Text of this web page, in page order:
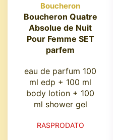
Boucheron
Boucheron Quatre
Absolue de Nuit
Pour Femme SET
parfem
eau de parfum 100
ml edp + 100 ml
body lotion + 100
ml shower gel
RASPRODATO